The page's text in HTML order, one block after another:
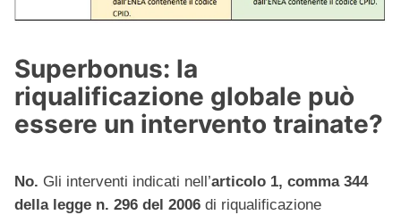
Superbonus: la
riqualificazione globale può
essere un intervento trainate?
No. Gli interventi indicati nell’articolo 1, comma 344
della legge n. 296 del 2006 di riqualificazione